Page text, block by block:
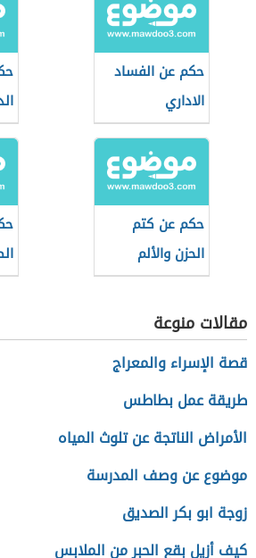
حكم عن الفساد
الاداري
حكم عن كتم
الحزن والألم
مقالات منوعة
قصة الإسراء والمعراج
طريقة عمل بطاطس
الأمراض الناتجة عن تلوث المياه
موضوع عن وصف المدرسة
زوجة ابو بكر الصديق
كيف أزيل بقع الحبر من الملابس